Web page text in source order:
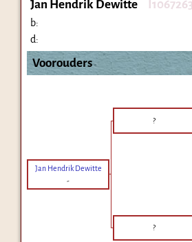
Jan Hendrik Dewitte
b:
d:
Voorouders
?
Jan Hendrik Dewitte
-
?